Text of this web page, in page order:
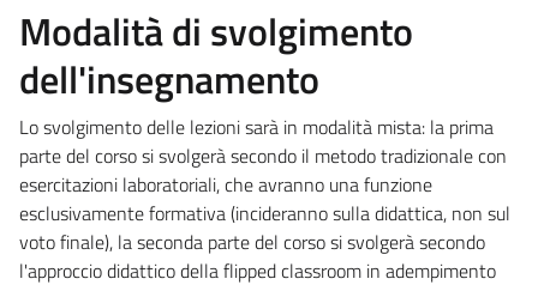
Modalità di svolgimento
dell'insegnamento
Lo svolgimento delle lezioni sarà in modalità mista: la prima
parte del corso si svolgerà secondo il metodo tradizionale con
esercitazioni laboratoriali, che avranno una funzione
esclusivamente formativa (incideranno sulla didattica, non sul
voto finale), la seconda parte del corso si svolgerà secondo
l'approccio didattico della flipped classroom in adempimento